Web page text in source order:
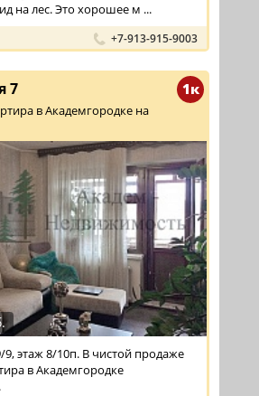
на лес. Это хорошее м ...
+7-913-915-9003
1к
7
в Академгородке на
этаж 8/10п. В чистой продаже
в Академгородке